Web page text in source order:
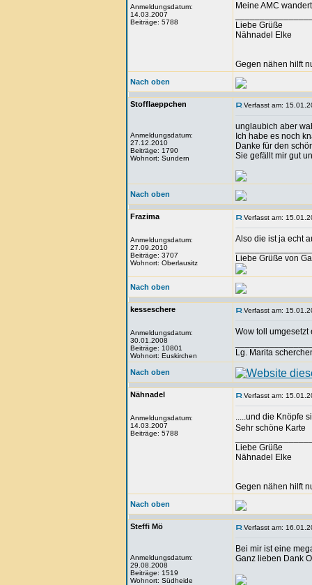
Anmeldungsdatum:
14.03.2007
Beiträge: 5788
Meine AMC
Liebe Grüße
Nähnadel Elke
Gegen nähen hilft
Nach oben
Stofflaeppchen
Anmeldungsdatum:
27.12.2010
Beiträge: 1790
Wohnort: Sundern
Verfasst am:
unglaubich aber
Ich habe es noch
Danke für den
Sie gefällt mir gut
Nach oben
Frazima
Anmeldungsdatum:
27.09.2010
Beiträge: 3707
Wohnort: Oberlausitz
Verfasst am:
Also die ist ja echt
Liebe Grüße von
Nach oben
kesseschere
Anmeldungsdatum:
30.01.2008
Beiträge: 10801
Wohnort: Euskirchen
Verfasst am:
Wow toll
Lg. Marita
Nach oben
Nähnadel
Anmeldungsdatum:
14.03.2007
Beiträge: 5788
Verfasst am:
.....und die Knöpfe
Sehr schöne Karte
Liebe Grüße
Nähnadel Elke
Gegen nähen hilft
Nach oben
Steffi Mö
Anmeldungsdatum:
29.08.2008
Beiträge: 1519
Wohnort: Südheide
Verfasst am:
Bei mir ist eine
Ganz lieben Dank